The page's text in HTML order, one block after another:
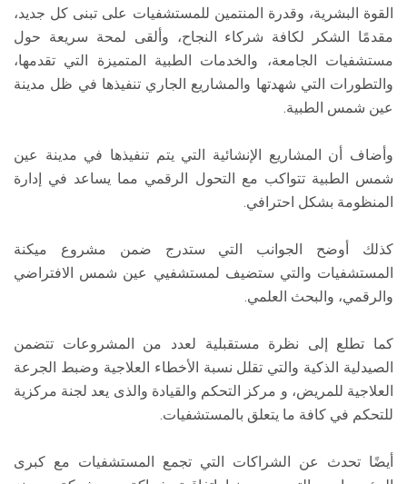
القوة البشرية، وقدرة المنتمين للمستشفيات على تبنى كل جديد،
مقدمًا الشكر لكافة شركاء النجاح، وألقى لمحة سريعة حول
مستشفيات الجامعة، والخدمات الطبية المتميزة التي تقدمها،
والتطورات التي شهدتها والمشاريع الجاري تنفيذها في ظل مدينة
عين شمس الطبية.
وأضاف أن المشاريع الإنشائية التي يتم تنفيذها في مدينة عين
شمس الطبية تتواكب مع التحول الرقمي مما يساعد في إدارة
المنظومة بشكل احترافي.
كذلك أوضح الجوانب التي ستدرج ضمن مشروع ميكنة
المستشفيات والتي ستضيف لمستشفيي عين شمس الافتراضي
والرقمي، والبحث العلمي.
كما تطلع إلى نظرة مستقبلية لعدد من المشروعات تتضمن
الصيدلية الذكية والتي تقلل نسبة الأخطاء العلاجية وضبط الجرعة
العلاجية للمريض، و مركز التحكم والقيادة والذى يعد لجنة مركزية
للتحكم في كافة ما يتعلق بالمستشفيات.
أيضًا تحدث عن الشراكات التي تجمع المستشفيات مع كبرى